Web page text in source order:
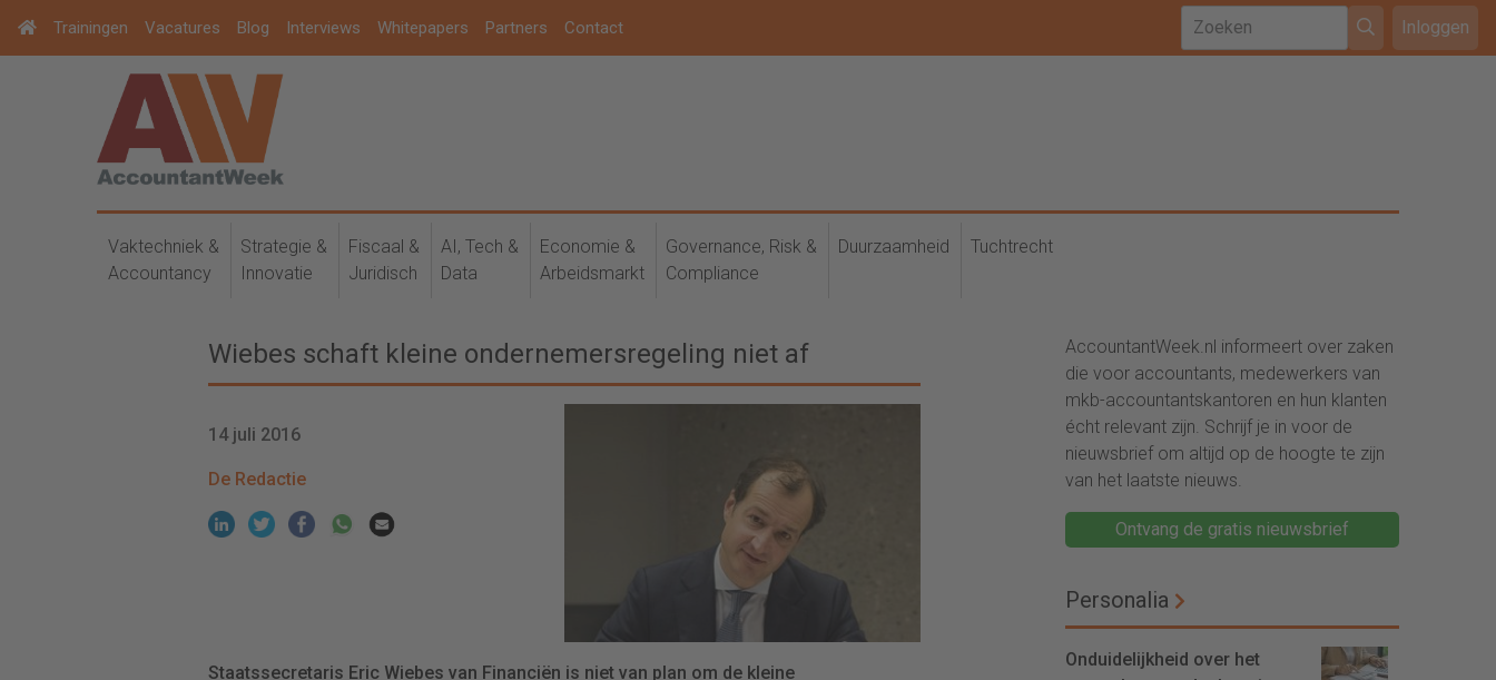
Trainingen Vacatures Blog Interviews Whitepapers Partners Contact Inloggen
Vaktechniek &
Accountancy
Strategie &
Innovatie
Fiscaal &
Juridisch
AI, Tech &
Data
Economie &
Arbeidsmarkt
Governance, Risk &
Compliance
Duurzaamheid Tuchtrecht
Wiebes schaft kleine ondernemersregeling niet af
14 juli 2016
De Redactie
Staatssecretaris Eric Wiebes van Financiën is niet van plan om de kleine
AccountantWeek.nl informeert over zaken
die voor accountants, medewerkers van
mkb-accountantskantoren en hun klanten
écht relevant zijn. Schrijf je in voor de
nieuwsbrief om altijd op de hoogte te zijn
van het laatste nieuws.
Ontvang de gratis nieuwsbrief
Personalia
Onduidelijkheid over het